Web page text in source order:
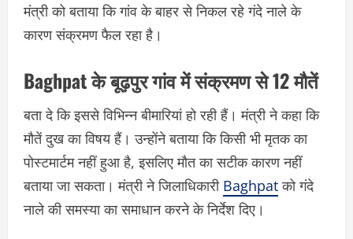
मंत्री को बताया कि गांव के बाहर से निकल रहे गंदे नाले के
कारण संक्रमण फैल रहा है।
Baghpat के बूढ़पुर गांव में संक्रमण से 12 मौतें
बता दे कि इससे विभिन्न बीमारियां हो रही हैं। मंत्री ने कहा कि
मौतें दुख का विषय हैं। उन्होंने बताया कि किसी भी मृतक का
पोस्टमार्टम नहीं हुआ है, इसलिए मौत का सटीक कारण नहीं
बताया जा सकता। मंत्री ने जिलाधिकारी Baghpatको गंदे
नाले की समस्या का समाधान करने के निर्देश दिए।